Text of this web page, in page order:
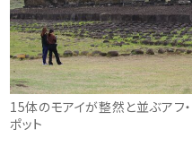
15体のモアイが整然と並ぶアフ
ポット